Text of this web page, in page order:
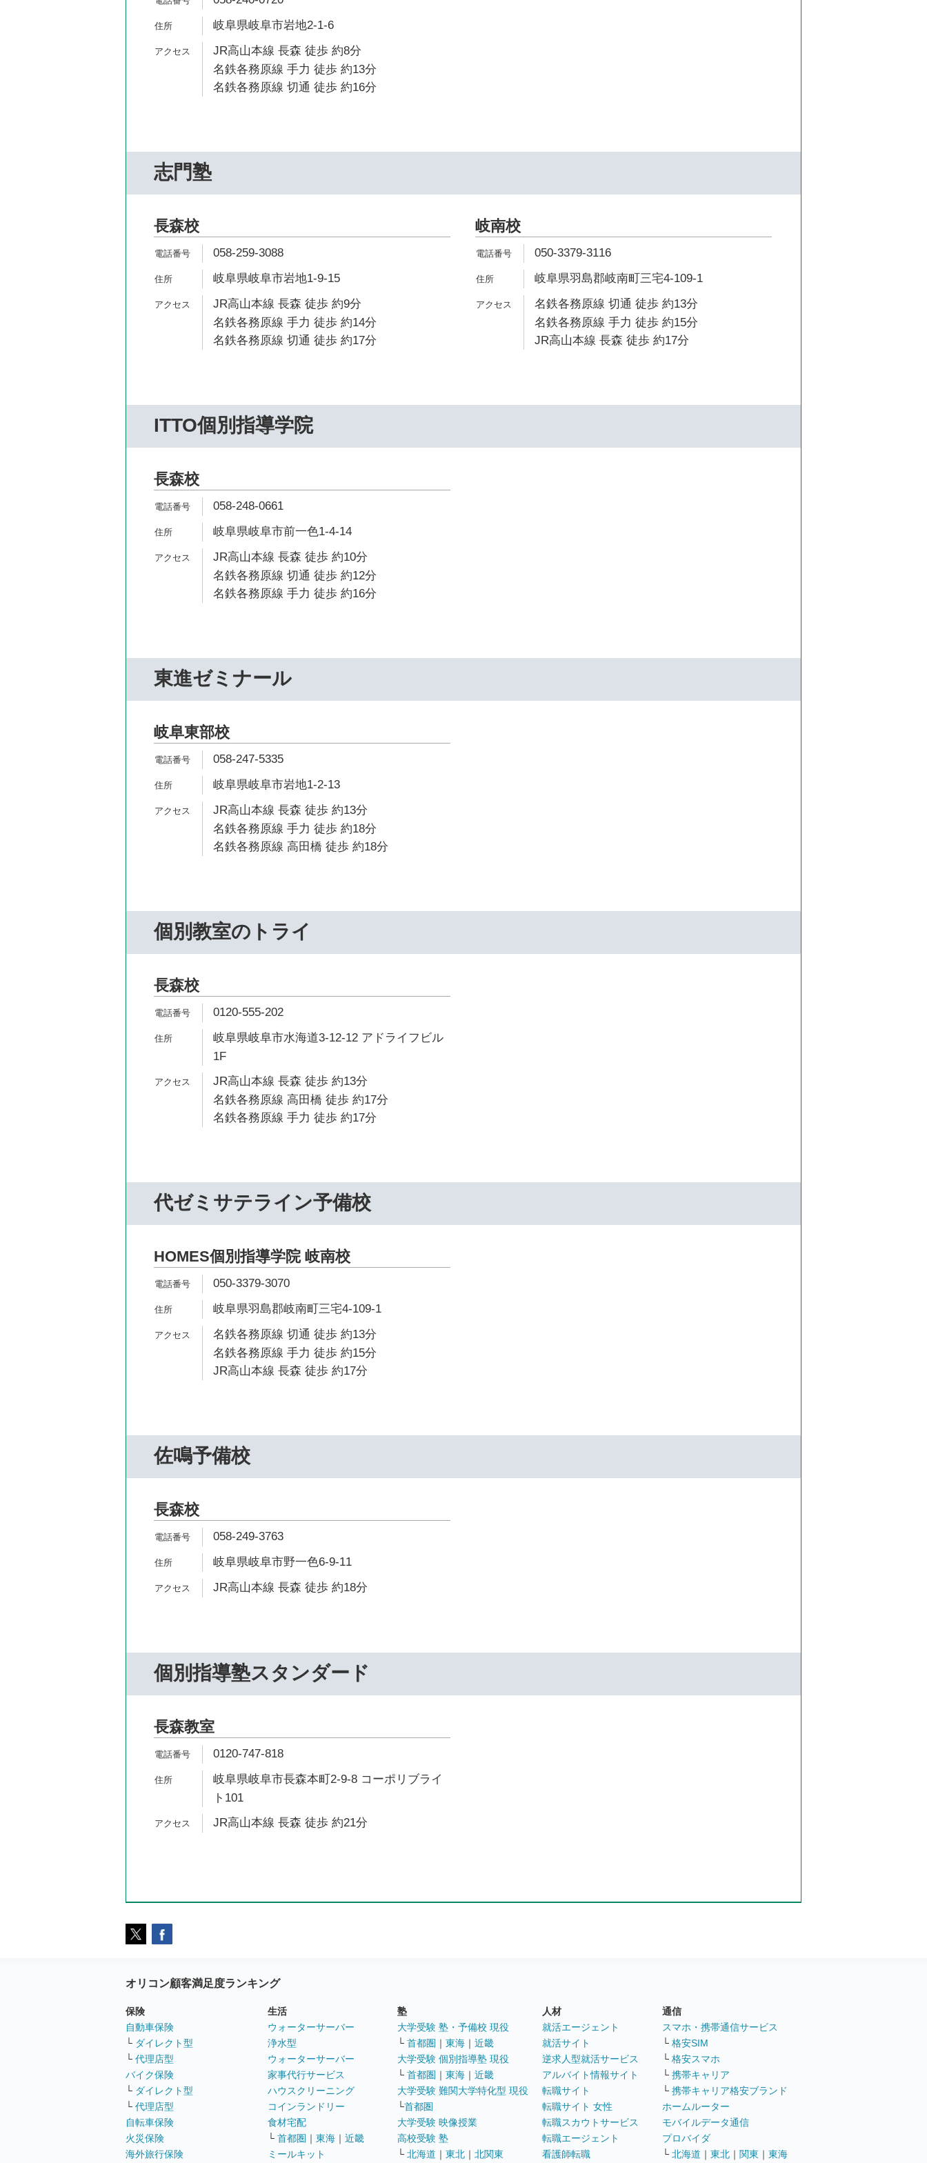
岐阜県岐阜市岩地2-1-6
JR高山本線 長森 徒歩 約8分
名鉄各務原線 手力 徒歩 約13分
名鉄各務原線 切通 徒歩 約16分
志門塾
長森校
058-259-3088
岐阜県岐阜市岩地1-9-15
JR高山本線 長森 徒歩 約9分
名鉄各務原線 手力 徒歩 約14分
名鉄各務原線 切通 徒歩 約17分
岐南校
050-3379-3116
岐阜県羽島郡岐南町三宅4-109-1
名鉄各務原線 切通 徒歩 約13分
名鉄各務原線 手力 徒歩 約15分
JR高山本線 長森 徒歩 約17分
ITTO個別指導学院
長森校
058-248-0661
岐阜県岐阜市前一色1-4-14
JR高山本線 長森 徒歩 約10分
名鉄各務原線 切通 徒歩 約12分
名鉄各務原線 手力 徒歩 約16分
東進ゼミナール
岐阜東部校
058-247-5335
岐阜県岐阜市岩地1-2-13
JR高山本線 長森 徒歩 約13分
名鉄各務原線 手力 徒歩 約18分
名鉄各務原線 高田橋 徒歩 約18分
個別教室のトライ
長森校
0120-555-202
岐阜県岐阜市水海道3-12-12 アドライフビル
1F
JR高山本線 長森 徒歩 約13分
名鉄各務原線 高田橋 徒歩 約17分
名鉄各務原線 手力 徒歩 約17分
代ゼミサテライン予備校
HOMES個別指導学院 岐南校
050-3379-3070
岐阜県羽島郡岐南町三宅4-109-1
名鉄各務原線 切通 徒歩 約13分
名鉄各務原線 手力 徒歩 約15分
JR高山本線 長森 徒歩 約17分
佐鳴予備校
長森校
058-249-3763
岐阜県岐阜市野一色6-9-11
JR高山本線 長森 徒歩 約18分
個別指導塾スタンダード
長森教室
0120-747-818
岐阜県岐阜市長森本町2-9-8 コーポリブライ
ト101
JR高山本線 長森 徒歩 約21分
オリコン顧客満足度ランキング
保険
自動車保険
└ ダイレクト型
└ 代理店型
バイク保険
└ ダイレクト型
└ 代理店型
自転車保険
火災保険
海外旅行保険
生活
ウォーターサーバー
浄水型
ウォーターサーバー
家事代行サービス
ハウスクリーニング
コインランドリー
食材宅配
└ 首都圏 ｜ 東海 ｜ 近畿
ミールキット
塾
大学受験 塾・予備校 現役
└ 首都圏 ｜ 東海 ｜ 近畿
大学受験 個別指導塾 現役
└ 首都圏 ｜ 東海 ｜ 近畿
大学受験 難関大学特化型 現役
└首都圏
大学受験 映像授業
高校受験 塾
└ 北海道 ｜ 東北 ｜ 北関東
人材
就活エージェント
就活サイト
逆求人型就活サービス
アルバイト情報サイト
転職サイト
転職サイト 女性
転職スカウトサービス
転職エージェント
看護師転職
通信
スマホ・携帯通信サービス
└ 格安SIM
└ 格安スマホ
└ 携帯キャリア
└ 携帯キャリア格安ブランド
ホームルーター
モバイルデータ通信
プロバイダ
└ 北海道 ｜ 東北 ｜ 関東 ｜ 東海